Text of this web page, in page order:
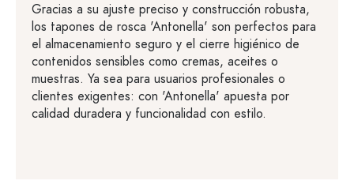
Gracias a su ajuste preciso y construcción robusta,
los tapones de rosca 'Antonella' son perfectos para
el almacenamiento seguro y el cierre higiénico de
contenidos sensibles como cremas, aceites o
muestras. Ya sea para usuarios profesionales o
clientes exigentes: con 'Antonella' apuesta por
calidad duradera y funcionalidad con estilo.